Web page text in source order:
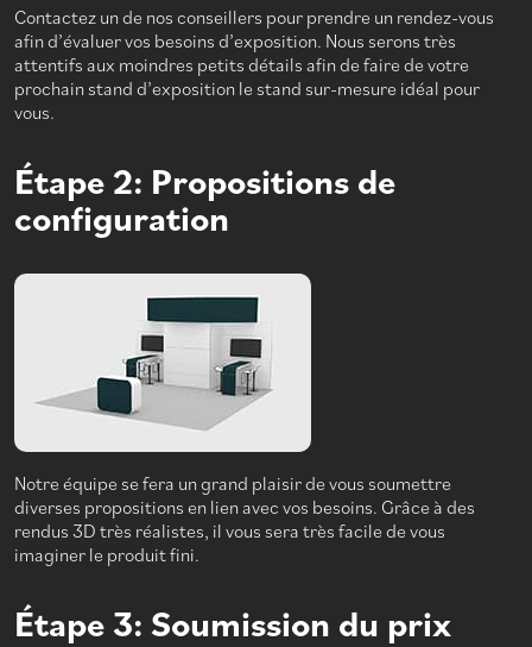
Contactez un de nos conseillers pour prendre un rendez-vous
afin d’évaluer vos besoins d’exposition. Nous serons très
attentifs aux moindres petits détails afin de faire de votre
prochain stand d’exposition le stand sur-mesure idéal pour
vous.
Étape 2: Propositions de
configuration
Notre équipe se fera un grand plaisir de vous soumettre
diverses propositions en lien avec vos besoins. Grâce à des
rendus 3D très réalistes, il vous sera très facile de vous
imaginer le produit fini.
Étape 3: Soumission du prix